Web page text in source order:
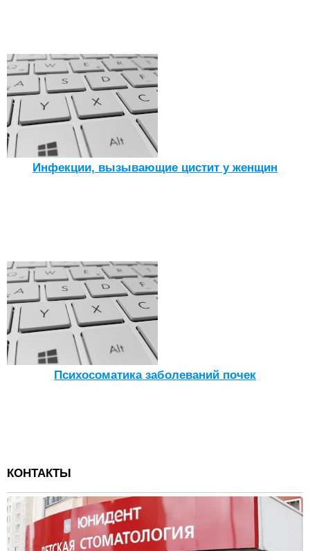
Инфекции, вызывающие цистит у женщин
Психосоматика заболеваний почек
КОНТАКТЫ